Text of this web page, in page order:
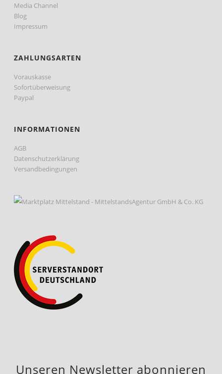
Media Channel
Blog
Impressum
ZAHLUNGSARTEN
Vorauskasse
Sofortüberweisung
Paypal
INFORMATIONEN
AGB
Datenschutzerklärung
Versandbedingungen
Unseren Newsletter abonnieren